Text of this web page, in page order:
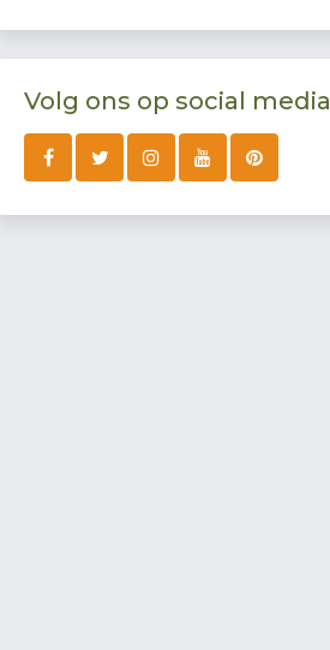
Volg ons op social media